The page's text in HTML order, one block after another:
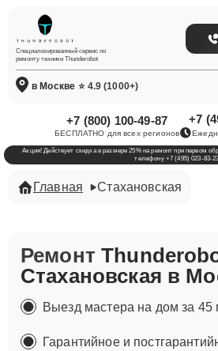
Специализированный сервис по
ремонту техники Thunderobot
в Москве ⭐ 4.9 (1000+)
+7 (800) 100-49-87
БЕСПЛАТНО для всех регионов
+7
Акция! Действует скидка в размере 25% на ремонт при первом
телефону +7 (495) 023-83-23
Главная Стахановская
Ремонт
Стахановская в
Выезд мастера на дом за 45
Гарантийное и